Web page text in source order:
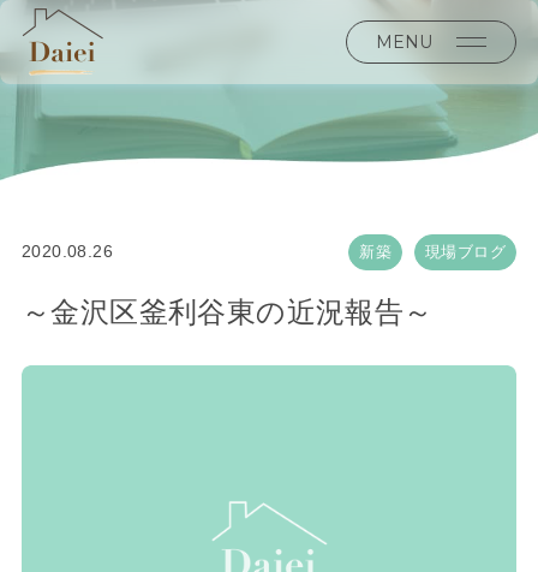
MENU
2020.08.26 新築 現場ブログ
～金沢区釜利谷東の近況報告～